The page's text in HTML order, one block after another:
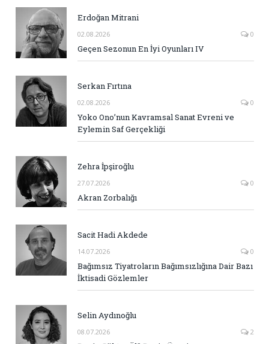
Erdoğan Mitrani
02.08.2026 0
Geçen Sezonun En İyi Oyunları IV
Serkan Fırtına
02.08.2026 0
Yoko Ono’nun Kavramsal Sanat Evreni ve
Eylemin Saf Gerçekliği
Zehra İpşiroğlu
27.07.2026 0
Akran Zorbalığı
Sacit Hadi Akdede
14.07.2026 0
Bağımsız Tiyatroların Bağımsızlığına Dair Bazı
İktisadi Gözlemler
Selin Aydınoğlu
08.07.2026 2